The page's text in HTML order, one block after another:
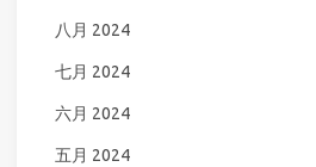
八月 2024
七月 2024
六月 2024
五月 2024